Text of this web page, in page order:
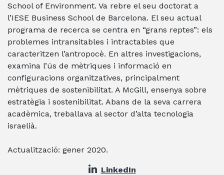
School of Environment. Va rebre el seu doctorat a
l’IESE Business School de Barcelona. El seu actual
programa de recerca se centra en “grans reptes”: els
problemes intransitables i intractables que
caracteritzen l’antropocè. En altres investigacions,
examina l’ús de mètriques i informació en
configuracions organitzatives, principalment
mètriques de sostenibilitat. A McGill, ensenya sobre
estratègia i sostenibilitat. Abans de la seva carrera
acadèmica, treballava al sector d’alta tecnologia
israelià.
Actualització: gener 2020.
LinkedIn